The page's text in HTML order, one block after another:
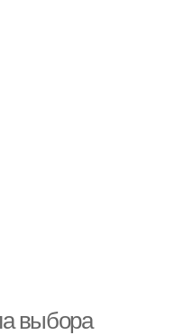
выбора